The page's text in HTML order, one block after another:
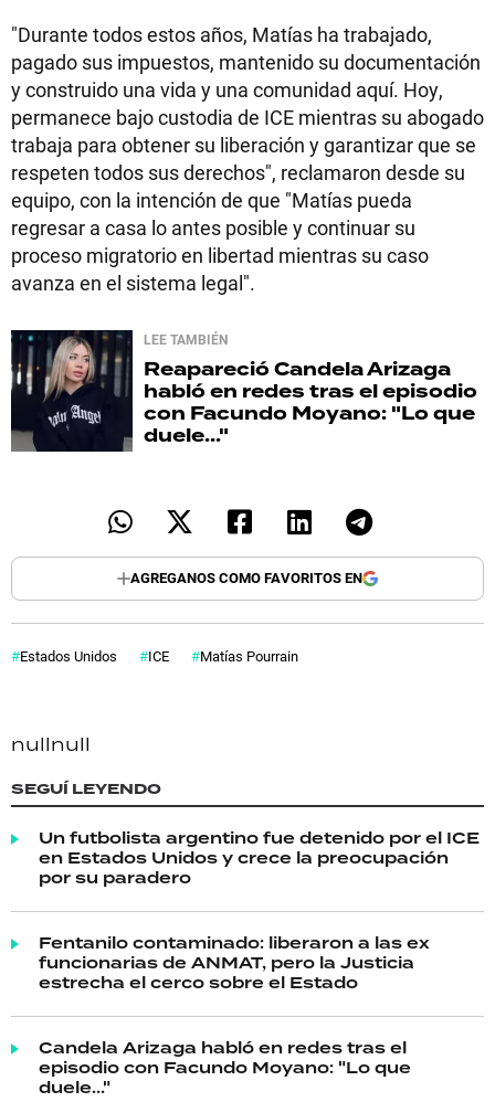
"Durante todos estos años, Matías ha trabajado,
pagado sus impuestos, mantenido su documentación
y construido una vida y una comunidad aquí. Hoy,
permanece bajo custodia de ICE mientras su abogado
trabaja para obtener su liberación y garantizar que se
respeten todos sus derechos", reclamaron desde su
equipo, con la intención de que "Matías pueda
regresar a casa lo antes posible y continuar su
proceso migratorio en libertad mientras su caso
avanza en el sistema legal".
LEE TAMBIÉN
ReaparecióCandela Arizaga
habló en redes tras el episodio
con Facundo Moyano: "Lo que
duele..."
AGREGANOS COMO FAVORITOS EN
Estados Unidos ICE Matías Pourrain
nullnull
SEGUÍ LEYENDO
Un futbolista argentino fue detenido por el ICE
en Estados Unidos y crece la preocupación
por su paradero
Fentanilo contaminado: liberaron a las ex
funcionarias de ANMAT, pero la Justicia
estrecha el cerco sobre el Estado
Candela Arizaga habló en redes tras el
episodio con Facundo Moyano: "Lo que
duele..."